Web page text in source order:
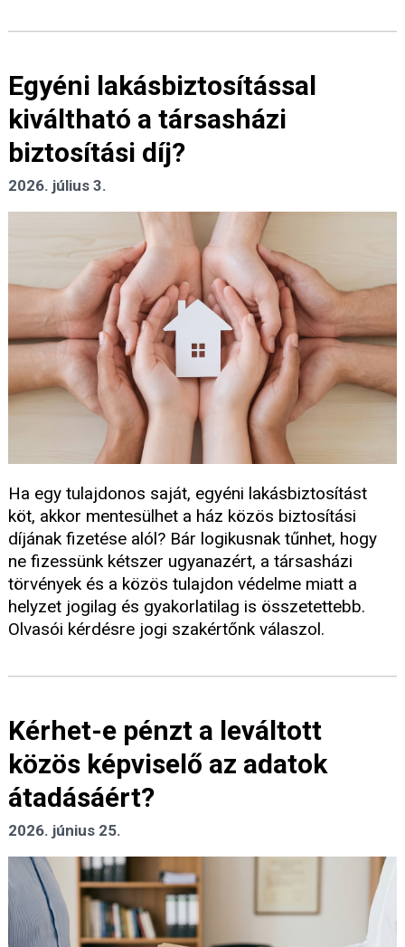
Egyéni lakásbiztosítással
kiváltható a társasházi
biztosítási díj?
2026. július 3.
Ha egy tulajdonos saját, egyéni lakásbiztosítást
köt, akkor mentesülhet a ház közös biztosítási
díjának fizetése alól? Bár logikusnak tűnhet, hogy
ne fizessünk kétszer ugyanazért, a társasházi
törvények és a közös tulajdon védelme miatt a
helyzet jogilag és gyakorlatilag is összetettebb.
Olvasói kérdésre jogi szakértőnk válaszol.
Kérhet-e pénzt a leváltott
közös képviselő az adatok
átadásáért?
2026. június 25.